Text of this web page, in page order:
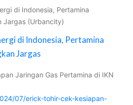
di Indonesia, Pertamina
Jargas (Urbancity)
di Indonesia, Pertamina
Jargas
Jaringan Gas Pertamina di IKN
07/erick-tohir-cek-kesiapan-